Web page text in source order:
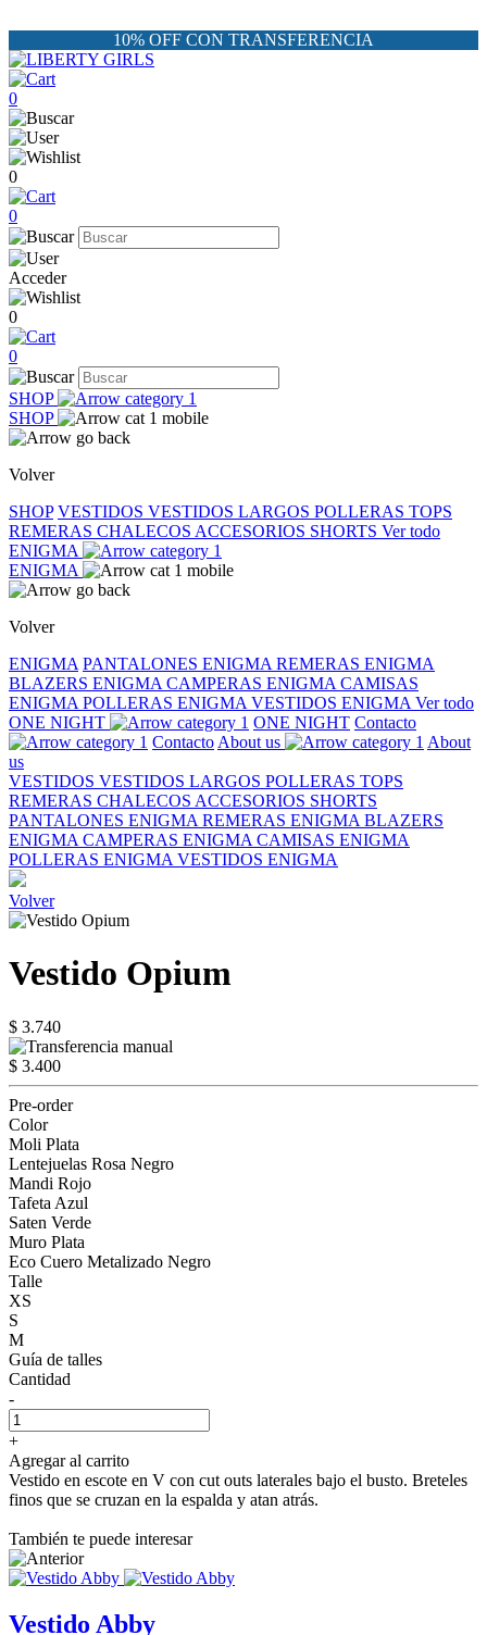
10% OFF CON TRANSFERENCIA
0
0
0
Acceder
0
0
SHOP
SHOP
Volver
SHOP VESTIDOS VESTIDOS LARGOS POLLERAS TOPS
REMERAS CHALECOS ACCESORIOS SHORTS Ver todo
ENIGMA
ENIGMA
Volver
ENIGMA PANTALONES ENIGMA REMERAS ENIGMA
BLAZERS ENIGMA CAMPERAS ENIGMA CAMISAS
ENIGMA POLLERAS ENIGMA VESTIDOS ENIGMA Ver todo
ONE NIGHT
ONE NIGHT Contacto
Contacto About us
About
us
VESTIDOS VESTIDOS LARGOS POLLERAS TOPS
REMERAS CHALECOS ACCESORIOS SHORTS
PANTALONES ENIGMA REMERAS ENIGMA BLAZERS
ENIGMA CAMPERAS ENIGMA CAMISAS ENIGMA
POLLERAS ENIGMA VESTIDOS ENIGMA
Volver
Vestido Opium
$ 3.740
$ 3.400
Pre-order
Color
Moli Plata
Lentejuelas Rosa Negro
Mandi Rojo
Tafeta Azul
Saten Verde
Muro Plata
Eco Cuero Metalizado Negro
Talle
XS
S
M
Guía de talles
Cantidad
-
+
Agregar al carrito
Vestido en escote en V con cut outs laterales bajo el busto. Breteles
finos que se cruzan en la espalda y atan atrás.
También te puede interesar
Vestido Abby